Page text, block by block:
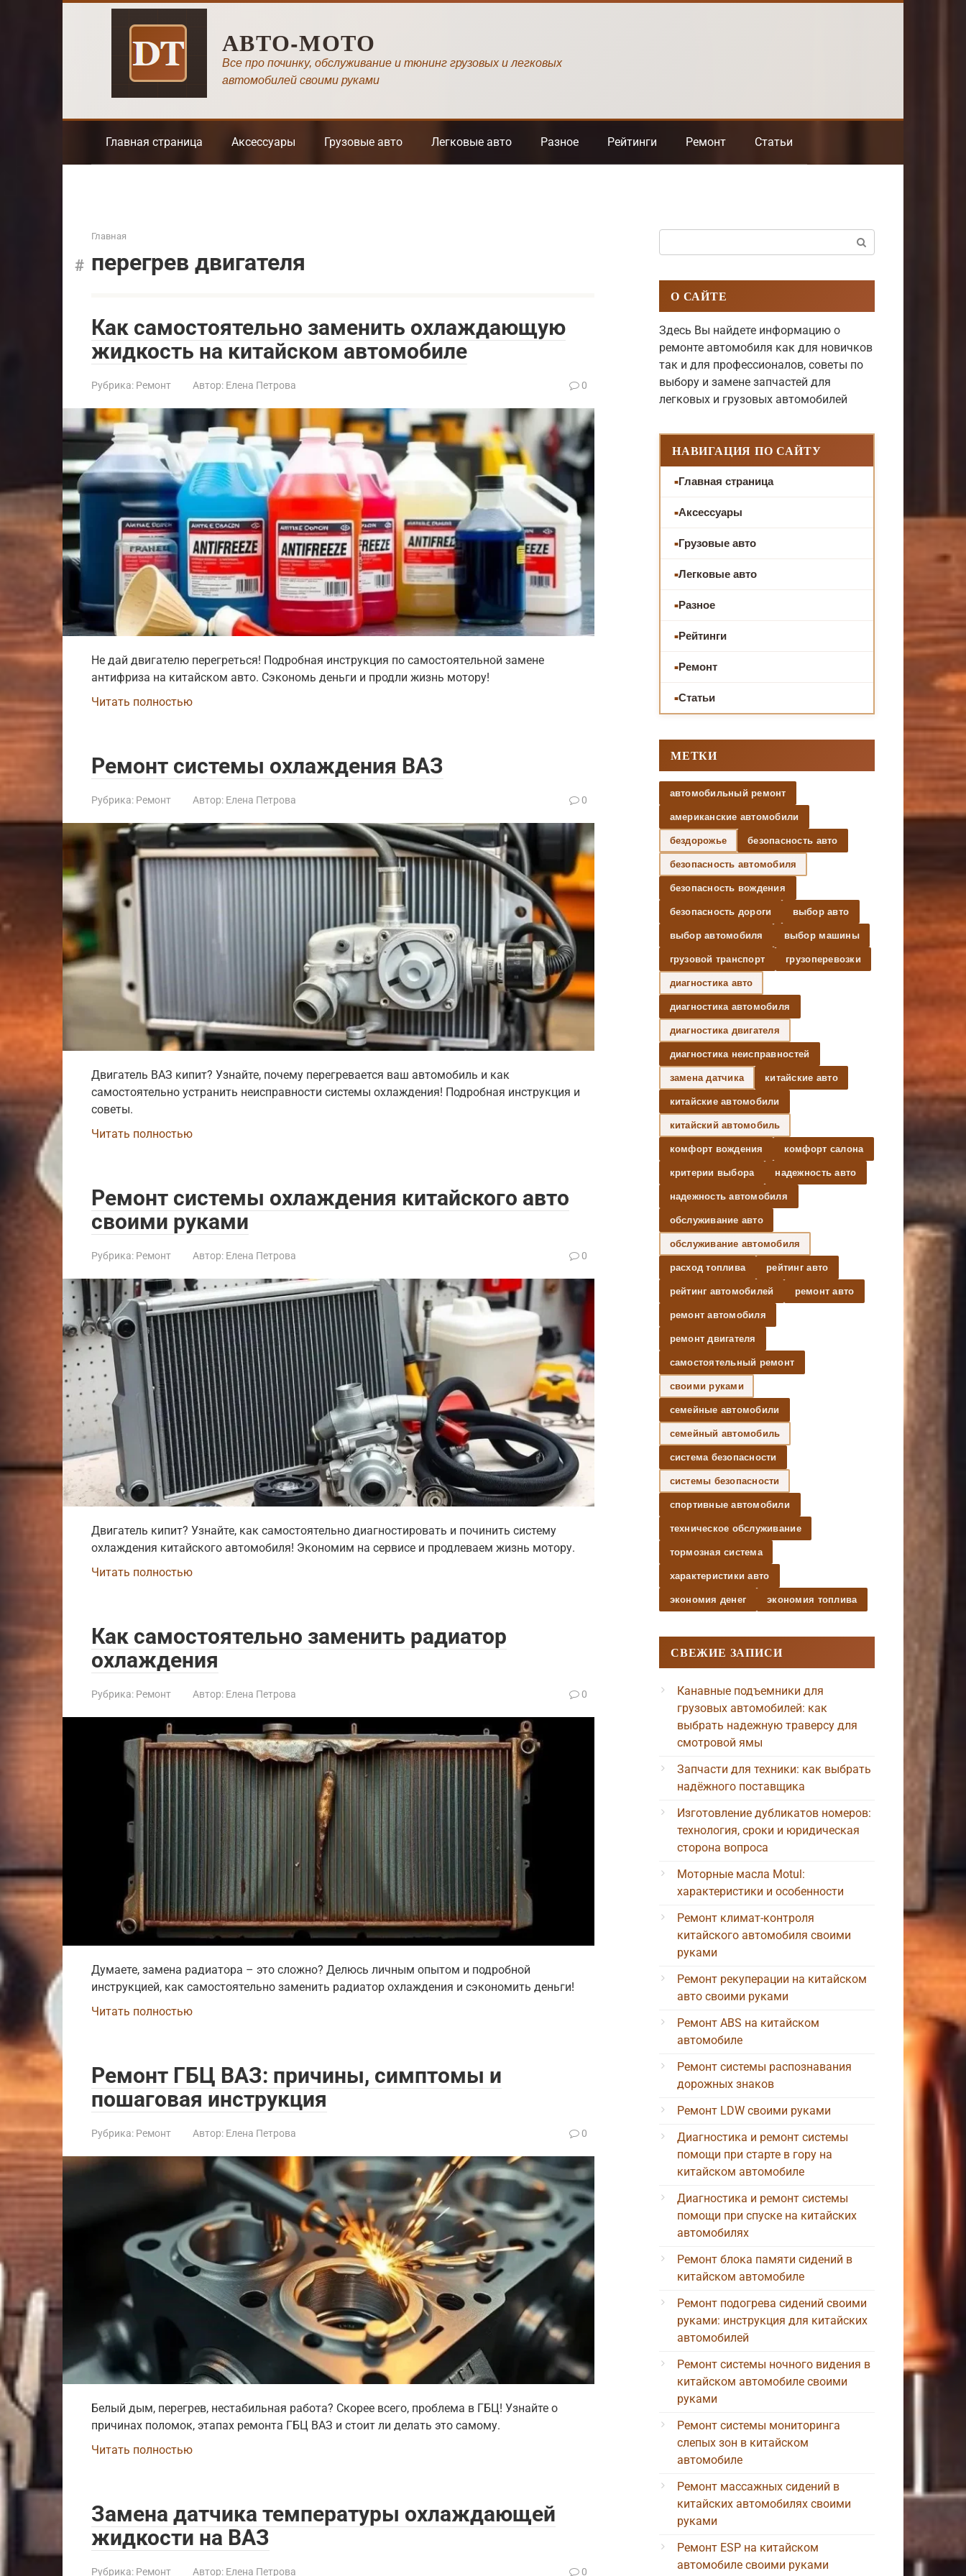
АВТО-МОТО
Все про починку, обслуживание и тюнинг грузовых и легковых
автомобилей своими руками
Главная страница Аксессуары Грузовые авто Легковые авто Разное Рейтинги Ремонт Статьи
Главная
перегрев двигателя
Как самостоятельно заменить охлаждающую
жидкость на китайском автомобиле
Рубрика: Ремонт Автор: Елена Петрова 0
Не дай двигателю перегреться! Подробная инструкция по самостоятельной замене
антифриза на китайском авто. Сэкономь деньги и продли жизнь мотору!
Читать полностью
Ремонт системы охлаждения ВАЗ
Рубрика: Ремонт Автор: Елена Петрова 0
Двигатель ВАЗ кипит? Узнайте, почему перегревается ваш автомобиль и как
самостоятельно устранить неисправности системы охлаждения! Подробная инструкция и
советы.
Читать полностью
Ремонт системы охлаждения китайского авто
своими руками
Рубрика: Ремонт Автор: Елена Петрова 0
Двигатель кипит? Узнайте, как самостоятельно диагностировать и починить систему
охлаждения китайского автомобиля! Экономим на сервисе и продлеваем жизнь мотору.
Читать полностью
Как самостоятельно заменить радиатор
охлаждения
Рубрика: Ремонт Автор: Елена Петрова 0
Думаете, замена радиатора – это сложно? Делюсь личным опытом и подробной
инструкцией, как самостоятельно заменить радиатор охлаждения и сэкономить деньги!
Читать полностью
Ремонт ГБЦ ВАЗ: причины, симптомы и
пошаговая инструкция
Рубрика: Ремонт Автор: Елена Петрова 0
Белый дым, перегрев, нестабильная работа? Скорее всего, проблема в ГБЦ! Узнайте о
причинах поломок, этапах ремонта ГБЦ ВАЗ и стоит ли делать это самому.
Читать полностью
Замена датчика температуры охлаждающей
жидкости на ВАЗ
Рубрика: Ремонт Автор: Елена Петрова 0
О САЙТЕ
Здесь Вы найдете информацию о
ремонте автомобиля как для новичков
так и для профессионалов, советы по
выбору и замене запчастей для
легковых и грузовых автомобилей
НАВИГАЦИЯ ПО САЙТУ
Главная страница
Аксессуары
Грузовые авто
Легковые авто
Разное
Рейтинги
Ремонт
Статьи
МЕТКИ
автомобильный ремонт
американские автомобили
бездорожье безопасность авто
безопасность автомобиля
безопасность вождения
безопасность дороги выбор авто
выбор автомобиля выбор машины
грузовой транспорт грузоперевозки
диагностика авто
диагностика автомобиля
диагностика двигателя
диагностика неисправностей
замена датчика китайские авто
китайские автомобили
китайский автомобиль
комфорт вождения комфорт салона
критерии выбора надежность авто
надежность автомобиля
обслуживание авто
обслуживание автомобиля
расход топлива рейтинг авто
рейтинг автомобилей ремонт авто
ремонт автомобиля
ремонт двигателя
самостоятельный ремонт
своими руками
семейные автомобили
семейный автомобиль
система безопасности
системы безопасности
спортивные автомобили
техническое обслуживание
тормозная система
характеристики авто
экономия денег экономия топлива
СВЕЖИЕ ЗАПИСИ
Канавные подъемники для
грузовых автомобилей: как
выбрать надежную траверсу для
смотровой ямы
Запчасти для техники: как выбрать
надёжного поставщика
Изготовление дубликатов номеров:
технология, сроки и юридическая
сторона вопроса
Моторные масла Motul:
характеристики и особенности
Ремонт климат-контроля
китайского автомобиля своими
руками
Ремонт рекуперации на китайском
авто своими руками
Ремонт ABS на китайском
автомобиле
Ремонт системы распознавания
дорожных знаков
Ремонт LDW своими руками
Диагностика и ремонт системы
помощи при старте в гору на
китайском автомобиле
Диагностика и ремонт системы
помощи при спуске на китайских
автомобилях
Ремонт блока памяти сидений в
китайском автомобиле
Ремонт подогрева сидений своими
руками: инструкция для китайских
автомобилей
Ремонт системы ночного видения в
китайском автомобиле своими
руками
Ремонт системы мониторинга
слепых зон в китайском
автомобиле
Ремонт массажных сидений в
китайских автомобилях своими
руками
Ремонт ESP на китайском
автомобиле своими руками